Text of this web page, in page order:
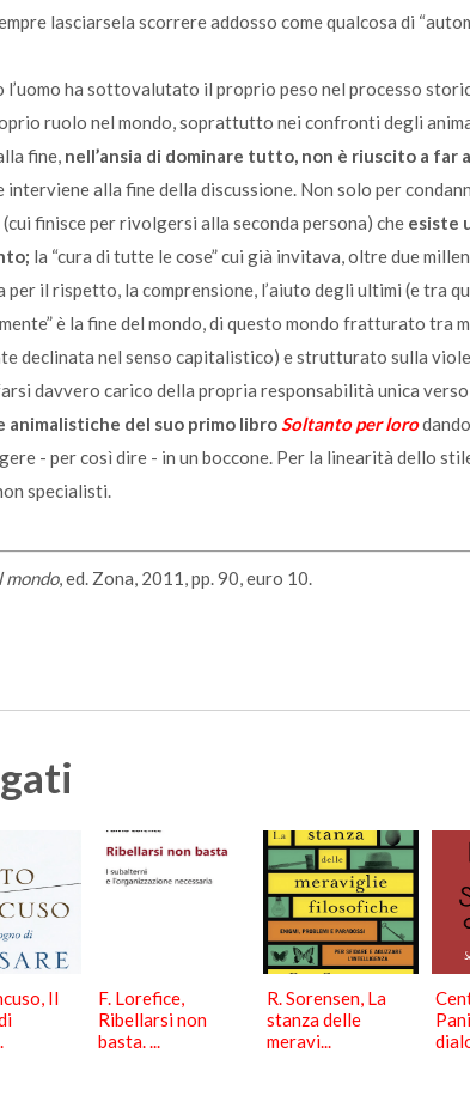
lasciarsela scorrere addosso come qualcosa di
l’uomo ha sottovalutato il proprio peso nel processo
ruolo nel mondo, soprattutto nei confronti degli
fine, nell’ansia di dominare tutto, non è riuscito a
interviene alla fine della discussione. Non solo per
finisce per rivolgersi alla seconda persona) che esiste
la “cura di tutte le cose” cui già invitava, oltre due
per il rispetto, la comprensione, l’aiuto degli ultimi (e tra
è la fine del mondo, di questo mondo fratturato tra
declinata nel senso capitalistico) e strutturato sulla
davvero carico della propria responsabilità unica
animalistiche del suo primo libroSoltanto per loro
- per così dire - in un boccone. Per la linearità dello
specialisti.
mondo, ed. Zona, 2011, pp. 90, euro 10.
Il
F. Lorefice,
Ribellarsi non
basta. ...
R. Sorensen, La
stanza delle
meravi...